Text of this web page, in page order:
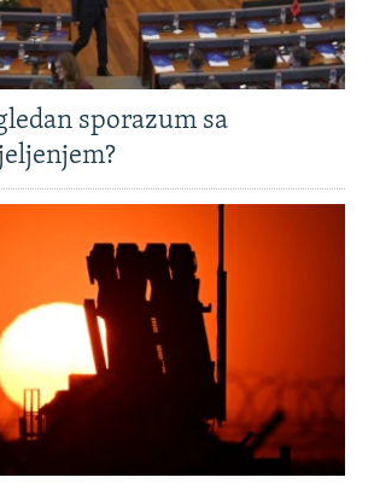
sporazum sa